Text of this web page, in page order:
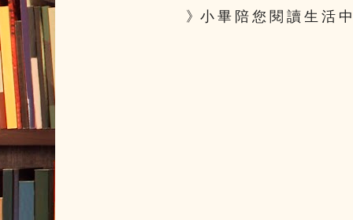
》小 畢 陪 您 閱 讀 生 活